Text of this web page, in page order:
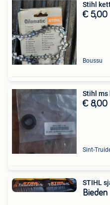
Stihl
€ 5,00
Boussu
Stihl ms
€ 8,00
Sint-
STIHL
Bieden